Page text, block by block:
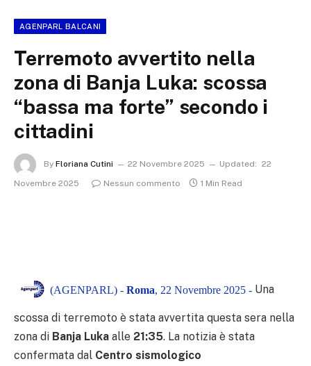
AGENPARL BALCANI
Terremoto avvertito nella
zona di Banja Luka: scossa
“bassa ma forte” secondo i
cittadini
By Floriana Cutini 22 Novembre 2025 Updated: 22
Novembre 2025
Nessun commento 1 Min Read
(AGENPARL) - Roma, 22 Novembre 2025 - Una
scossa di terremoto è stata avvertita questa sera nella
zona di Banja Luka alle 21:35. La notizia è stata
confermata dal Centro sismologico